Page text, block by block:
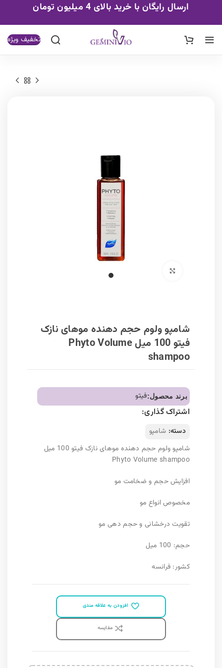
ارسال رایگان با خرید بالای 4 میلیون تومان
تخفیف ویژه
برای بزرگنمایی کلیک کنید
شامپو ولوم حجم دهنده موهای نازک
فیتو 100 میل Phyto Volume
shampoo
برند محصول:فیتو
اشتراک گذاری:
دسته: شامپو
شامپو ولوم حجم دهنده موهای نازک فیتو 100 میل
Phyto Volume shampoo
افزایش حجم و ضخامت مو
مخصوص انواع مو
تقویت درخشانی و حجم دهی مو
حجم: 100 میل
کشور: فرانسه
افزودن به علاقه مندی
مقايسه